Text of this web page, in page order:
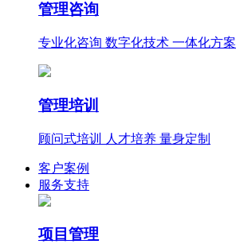
管理咨询
专业化咨询 数字化技术 一体化方案
管理培训
顾问式培训 人才培养 量身定制
客户案例
服务支持
项目管理